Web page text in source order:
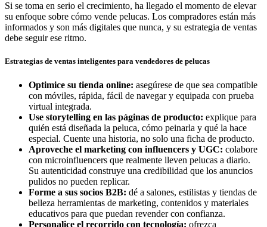
Si se toma en serio el crecimiento, ha llegado el momento de elevar
su enfoque sobre cómo vende pelucas. Los compradores están más
informados y son más digitales que nunca, y su estrategia de ventas
debe seguir ese ritmo.
Estrategias de ventas inteligentes para vendedores de pelucas
Optimice su tienda online: asegúrese de que sea compatible
con móviles, rápida, fácil de navegar y equipada con prueba
virtual integrada.
Use storytelling en las páginas de producto: explique para
quién está diseñada la peluca, cómo peinarla y qué la hace
especial. Cuente una historia, no solo una ficha de producto.
Aproveche el marketing con influencers y UGC: colabore
con microinfluencers que realmente lleven pelucas a diario.
Su autenticidad construye una credibilidad que los anuncios
pulidos no pueden replicar.
Forme a sus socios B2B: dé a salones, estilistas y tiendas de
belleza herramientas de marketing, contenidos y materiales
educativos para que puedan revender con confianza.
Personalice el recorrido con tecnología: ofrezca